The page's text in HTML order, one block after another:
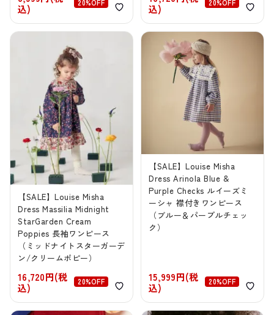
込)
20%OFF
込)
20%OFF
【SALE】Louise Misha
Dress Massilia Midnight
StarGarden Cream
Poppies 長袖ワンピース
（ミッドナイトスターガーデ
ン/クリームポピー）
16,720円(税
込)
20%OFF
【SALE】Louise Misha
Dress Arinola Blue &
Purple Checks ルイーズミ
ーシャ 襟付きワンピース
（ブルー＆パープルチェッ
ク）
15,999円(税
込)
20%OFF